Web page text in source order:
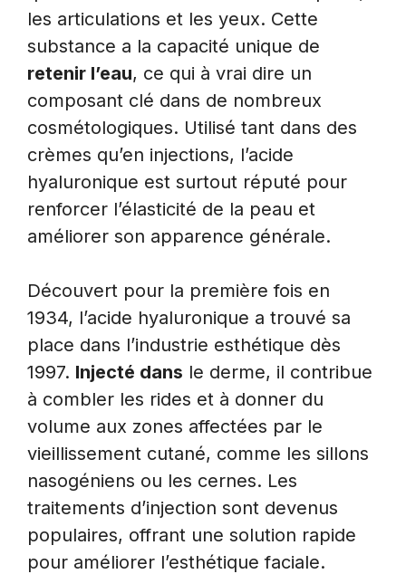
les articulations et les yeux. Cette
substance a la capacité unique de
retenir l’eau, ce qui à vrai dire un
composant clé dans de nombreux
cosmétologiques. Utilisé tant dans des
crèmes qu’en injections, l’acide
hyaluronique est surtout réputé pour
renforcer l’élasticité de la peau et
améliorer son apparence générale.
Découvert pour la première fois en
1934, l’acide hyaluronique a trouvé sa
place dans l’industrie esthétique dès
1997. Injecté dans le derme, il contribue
à combler les rides et à donner du
volume aux zones affectées par le
vieillissement cutané, comme les sillons
nasogéniens ou les cernes. Les
traitements d’injection sont devenus
populaires, offrant une solution rapide
pour améliorer l’esthétique faciale.